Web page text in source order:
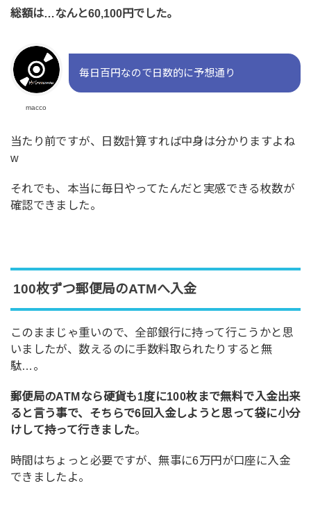
総額は…なんと60,100円でした。
macco
毎日百円なので日数的に予想通り
当たり前ですが、日数計算すれば中身は分かりますよね
w
それでも、本当に毎日やってたんだと実感できる枚数が
確認できました。
100枚ずつ郵便局のATMへ入金
このままじゃ重いので、全部銀行に持って行こうかと思
いましたが、数えるのに手数料取られたりすると無
駄…。
郵便局のATMなら硬貨も1度に100枚まで無料で入金出来
ると言う事で、そちらで6回入金しようと思って袋に小分
けして持って行きました。
時間はちょっと必要ですが、無事に6万円が口座に入金
できましたよ。